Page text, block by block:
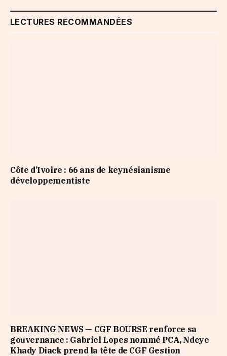
LECTURES RECOMMANDÉES
Côte d’Ivoire : 66 ans de keynésianisme
développementiste
BREAKING NEWS — CGF BOURSE renforce sa
gouvernance : Gabriel Lopes nommé PCA, Ndeye
Khady Diack prend la tête de CGF Gestion